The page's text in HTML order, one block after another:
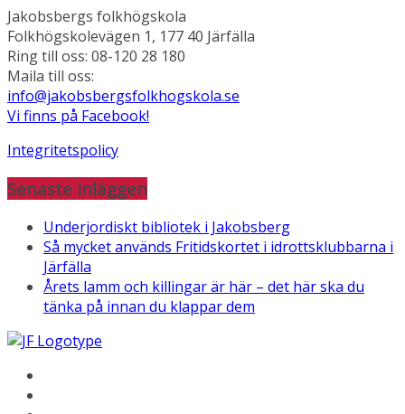
Jakobsbergs folkhögskola
Folkhögskolevägen 1, 177 40 Järfälla
Ring till oss: 08-120 28 180
Maila till oss:
info@jakobsbergsfolkhogskola.se
Vi finns på Facebook!
Integritetspolicy
Senaste inläggen
Underjordiskt bibliotek i Jakobsberg
Så mycket används Fritidskortet i idrottsklubbarna i
Järfälla
Årets lamm och killingar är här – det här ska du
tänka på innan du klappar dem